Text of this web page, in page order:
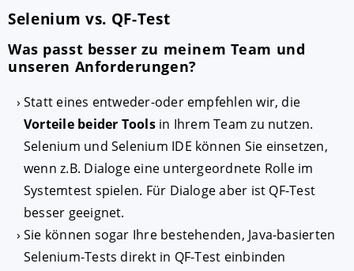
Selenium vs. QF-Test
Was passt besser zu meinem Team und
unseren Anforderungen?
Statt eines entweder-oder empfehlen wir, die
Vorteile beider Toolsin Ihrem Team zu nutzen.
Selenium und Selenium IDE können Sie einsetzen,
wenn z.B. Dialoge eine untergeordnete Rolle im
Systemtest spielen. Für Dialoge aber ist QF-Test
besser geeignet.
Sie können sogar Ihre bestehenden, Java-basierten
Selenium-Tests direkt in QF-Test einbinden